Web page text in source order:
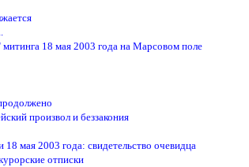
18 мая 2003 года на Марсовом поле
произвол и беззакония
мая 2003 года: свидетельство очевидца
отписки